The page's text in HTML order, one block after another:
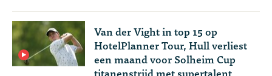
Van der Vight in top 15 op
HotelPlanner Tour, Hull verliest
een maand voor Solheim Cup
titanenstrijd met supertalent